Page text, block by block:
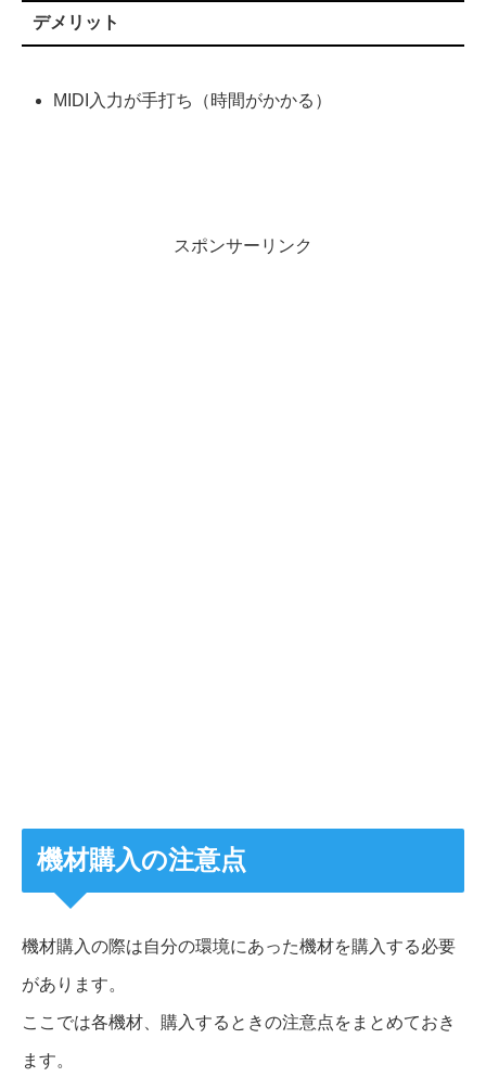
デメリット
MIDI入力が手打ち（時間がかかる）
スポンサーリンク
機材購入の注意点
機材購入の際は自分の環境にあった機材を購入する必要
があります。
ここでは各機材、購入するときの注意点をまとめておき
ます。